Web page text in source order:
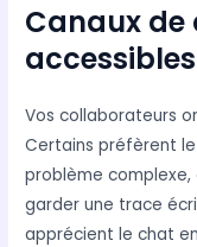
Canaux
accessibles
Vos collaborateurs
Certains préfèrent
problème complexe,
garder une trace
apprécient le chat